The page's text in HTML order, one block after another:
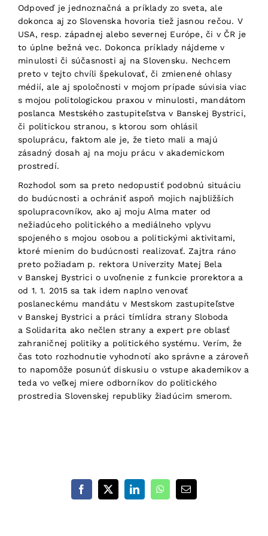
Odpoveď je jednoznačná a príklady zo sveta, ale
dokonca aj zo Slovenska hovoria tiež jasnou rečou. V
USA, resp. západnej alebo severnej Európe, či v ČR je
to úplne bežná vec. Dokonca príklady nájdeme v
minulosti či súčasnosti aj na Slovensku. Nechcem
preto v tejto chvíli špekulovať, či zmienené ohlasy
médií, ale aj spoločnosti v mojom prípade súvisia viac
s mojou politologickou praxou v minulosti, mandátom
poslanca Mestského zastupiteľstva v Banskej Bystrici,
či politickou stranou, s ktorou som ohlásil
spoluprácu, faktom ale je, že tieto mali a majú
zásadný dosah aj na moju prácu v akademickom
prostredí.
Rozhodol som sa preto nedopustiť podobnú situáciu
do budúcnosti a ochrániť aspoň mojich najbližších
spolupracovníkov, ako aj moju Alma mater od
nežiadúceho politického a mediálneho vplyvu
spojeného s mojou osobou a politickými aktivitami,
ktoré mienim do budúcnosti realizovať. Zajtra ráno
preto požiadam p. rektora Univerzity Matej Bela
v Banskej Bystrici o uvoľnenie z funkcie prorektora a
od 1. 1. 2015 sa tak idem naplno venovať
poslaneckému mandátu v Mestskom zastupiteľstve
v Banskej Bystrici a práci tímlídra strany Sloboda
a Solidarita ako nečlen strany a expert pre oblasť
zahraničnej politiky a politického systému. Verím, že
čas toto rozhodnutie vyhodnotí ako správne a zároveň
to napomôže posunúť diskusiu o vstupe akademikov a
teda vo veľkej miere odborníkov do politického
prostredia Slovenskej republiky žiadúcim smerom.
Facebook
X LinkedInWhatsApp
Email